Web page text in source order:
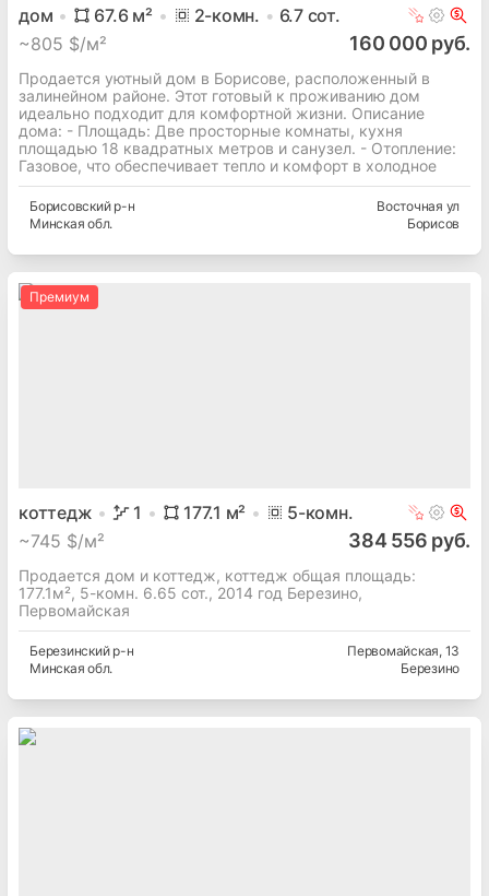
дом 67.6м² 2-комн. 6.7сот.
~805 $/м² 160 000 руб.
Продается уютный дом в Борисове, расположенный в
залинейном районе. Этот готовый к проживанию дом
идеально подходит для комфортной жизни. Описание
дома: - Площадь: Две просторные комнаты, кухня
площадью 18 квадратных метров и санузел. - Отопление:
Газовое, что обеспечивает тепло и комфорт в холодное
Борисовскийр-н
Минская обл.
Восточная ул
Борисов
Премиум
коттедж 1 177.1 м² 5-комн.
~745 $/м² 384 556 руб.
Продается дом и коттедж, коттедж общая площадь:
177.1м², 5-комн. 6.65 сот., 2014 год Березино,
Первомайская
Березинскийр-н
Минская обл.
Первомайская, 13
Березино